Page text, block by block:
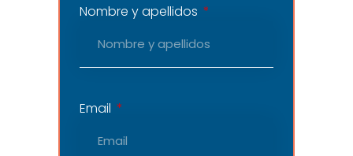
Nombre y apellidos
Email